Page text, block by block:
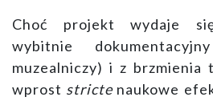
Choć projekt wydaje
wybitnie
muzealniczy) i z brzmienia
wprost strictenaukowe